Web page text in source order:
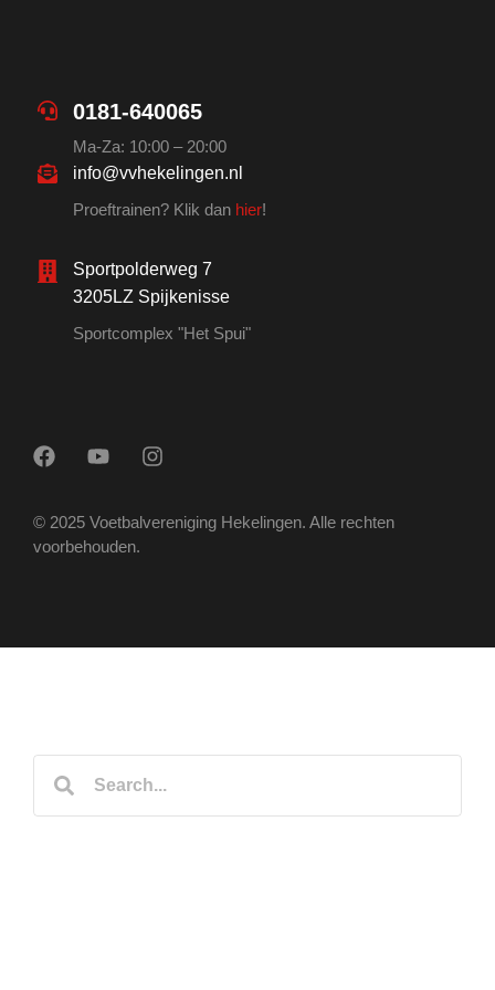
0181-640065
Ma-Za: 10:00 – 20:00
info@vvhekelingen.nl
Proeftrainen? Klik dan hier!
Sportpolderweg 7
3205LZ Spijkenisse
Sportcomplex "Het Spui"
© 2025 Voetbalvereniging Hekelingen. Alle rechten
voorbehouden.